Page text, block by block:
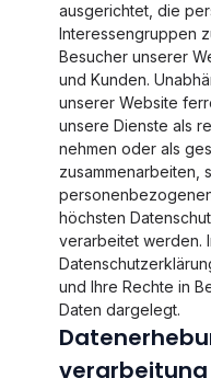
ausgerichtet, die
Interessengruppen
Besucher unserer
und Kunden.
unserer Website
unsere Dienste als
nehmen oder als
zusammenarbeiten,
höchsten
verarbeitet werden.
und Ihre Rechte in
Daten dargelegt.
verarbeitung